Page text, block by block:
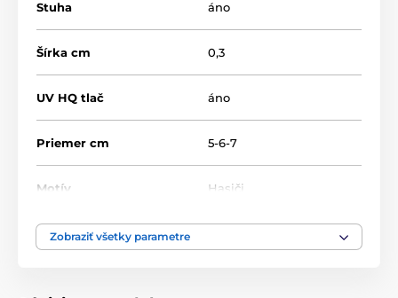
Stuha áno
Šírka cm 0,3
UV HQ tlač áno
Priemer cm 5-6-7
Motív Hasiči
Typ ocenenia
Zobraziť všetky parametre